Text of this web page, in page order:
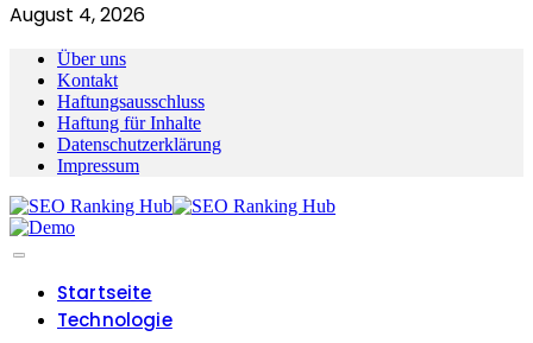
August 4, 2026
Über uns
Kontakt
Haftungsausschluss
Haftung für Inhalte
Datenschutzerklärung
Impressum
Startseite
Technologie